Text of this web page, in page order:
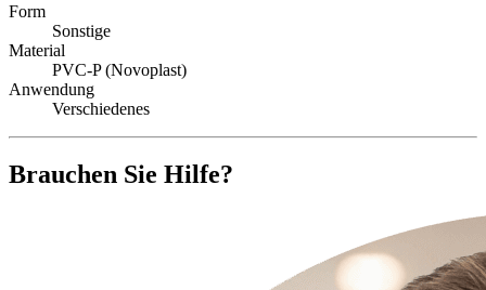
Form
Sonstige
Material
PVC-P (Novoplast)
Anwendung
Verschiedenes
Brauchen Sie Hilfe?